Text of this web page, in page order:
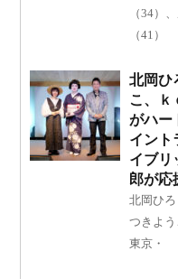
（34）
（41）
北岡ひ
こ、ｋ
がハー
イント
イブリ
郎が応
北岡ひ
つきよう
東京・